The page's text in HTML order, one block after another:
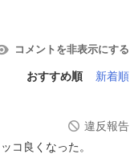
コメントを非表示にする
おすすめ順 新着順
違反報告
コ良くなった。